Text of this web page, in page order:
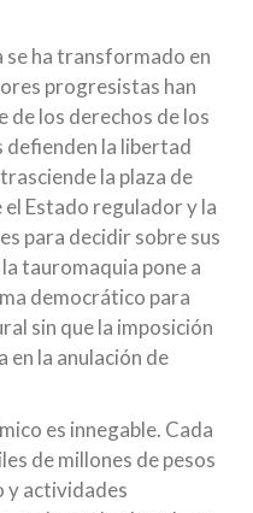
se ha transformado en
progresistas han
de los derechos de los
defienden la libertad
la plaza de
Estado regulador y la
para decidir sobre sus
tauromaquia pone a
democrático para
sin que la imposición
en la anulación de
es innegable. Cada
de millones de pesos
y actividades